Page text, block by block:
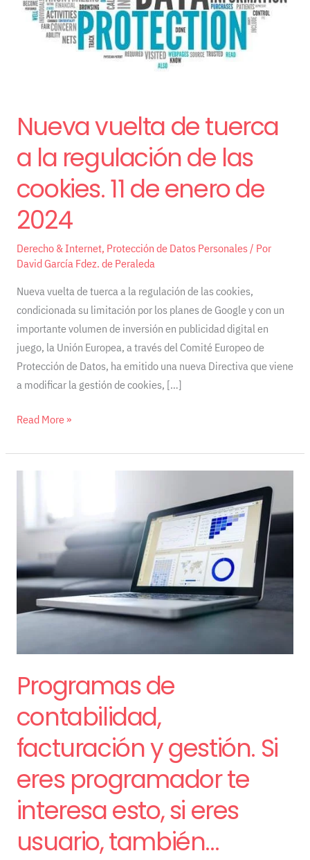
Nueva vuelta de tuerca
a la regulación de las
cookies. 11 de enero de
2024
Derecho & Internet, Protección de Datos Personales/ Por
David García Fdez. de Peraleda
Nueva vuelta de tuerca a la regulación de las cookies,
condicionada su limitación por los planes de Google y con un
importante volumen de inversión en publicidad digital en
juego, la Unión Europea, a través del Comité Europeo de
Protección de Datos, ha emitido una nueva Directiva que viene
a modificar la gestión de cookies, […]
la
regulación
de
enero
de
Read More »
Programas de
contabilidad,
facturación y gestión. Si
eres programador te
interesa esto, si eres
usuario, también…
contabilidad,
gestión.
Si
eres
esto,
eres
usuario,
también…